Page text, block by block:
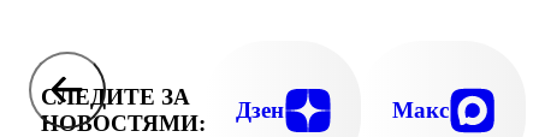
СЛЕДИТЕ ЗА
НОВОСТЯМИ:
Дзен Макс